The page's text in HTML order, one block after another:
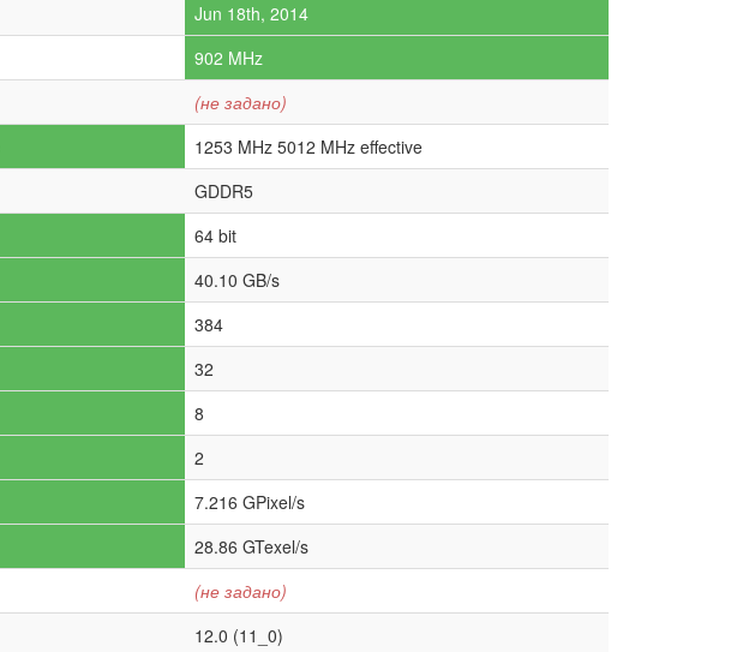
Jun 18th, 2014
902 MHz
(не задано)
1253 MHz 5012 MHz effective
GDDR5
64 bit
40.10 GB/s
384
32
8
2
7.216 GPixel/s
28.86 GTexel/s
(не задано)
12.0 (11_0)